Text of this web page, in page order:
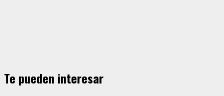
Te pueden interesar